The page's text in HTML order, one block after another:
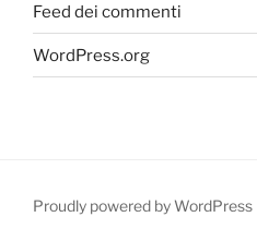
Feed dei commenti
WordPress.org
Proudly powered by WordPress